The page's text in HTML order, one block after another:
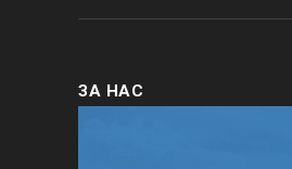
ЗА НАС